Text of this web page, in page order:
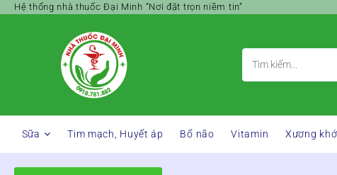
SkipHệ thống nhà thuốc Đại Minh “Nơi đặt trọn niềm tin”
Sữa Tim mạch, Huyết áp Bổ não Vitamin Xương